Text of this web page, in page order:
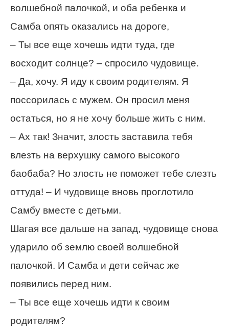
волшебной палочкой, и оба ребенка и
Самба опять оказались на дороге,
– Ты все еще хочешь идти туда, где
восходит солнце? – спросило чудовище.
– Да, хочу. Я иду к своим родителям. Я
поссорилась с мужем. Он просил меня
остаться, но я не хочу больше жить с ним.
– Ах так! Значит, злость заставила тебя
влезть на верхушку самого высокого
баобаба? Но злость не поможет тебе слезть
оттуда! – И чудовище вновь проглотило
Самбу вместе с детьми.
Шагая все дальше на запад, чудовище снова
ударило об землю своей волшебной
палочкой. И Самба и дети сейчас же
появились перед ним.
– Ты все еще хочешь идти к своим
родителям?